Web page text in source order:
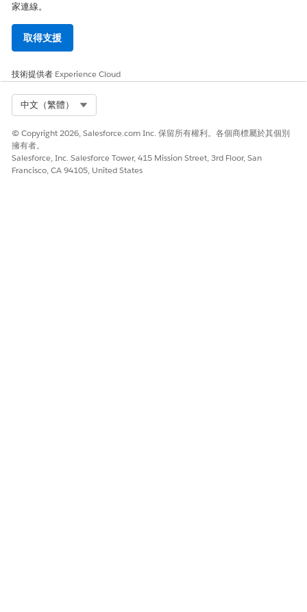
如果所有檢查皆通過,系統會傳送訊息給客戶,讓他們知道其約會
需要重新預訂。
如果客戶回覆並繼續重新預訂約會,Agentforce 會協助客戶尋找
並排程新的時段。
如果客戶未回覆,我們會在 2 小時後傳送提醒訊息。如果客戶仍
未回覆,則會在額外 2 小時後將交談升級至代表。您可以從
Omni-channel 元件
家連線。
取得支援
技術提供者 Experience Cloud
中文（繁體）
© Copyright 2026, Salesforce.com Inc. 保留所有權利。各個商標屬於其個別
擁有者。
Salesforce, Inc. Salesforce Tower, 415 Mission Street, 3rd Floor, San
Francisco, CA 94105, United States